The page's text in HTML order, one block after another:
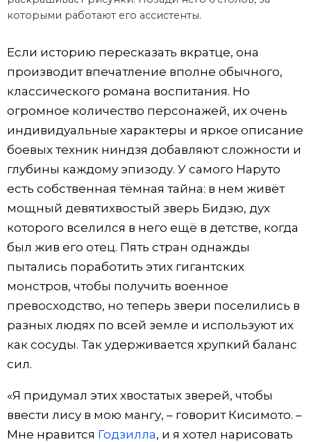
которыми работают его ассистенты.
Если историю пересказать вкратце, она
производит впечатление вполне обычного,
классического романа воспитания. Но
огромное количество персонажей, их очень
индивидуальные характеры и яркое описание
боевых техник ниндзя добавляют сложности и
глубины каждому эпизоду. У самого Наруто
есть собственная тёмная тайна: в нем живёт
мощный девятихвостый зверь Бидзю, дух
которого вселился в него ещё в детстве, когда
был жив его отец. Пять стран однажды
пытались поработить этих гигантских
монстров, чтобы получить военное
превосходство, но теперь звери поселились в
разных людях по всей земле и используют их
как сосуды. Так удерживается хрупкий баланс
сил.
«Я придумал этих хвостатых зверей, чтобы
ввести лису в мою мангу, – говорит Кисимото. –
Мне нравится Годзилла, и я хотел нарисовать